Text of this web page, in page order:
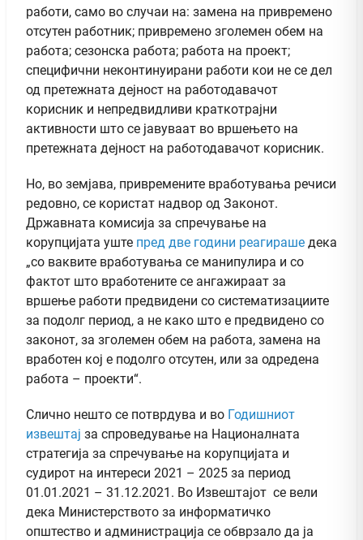
работи, само во случаи на: замена на привремено
отсутен работник; привремено зголемен обем на
работа; сезонска работа; работа на проект;
специфични неконтинуирани работи кои не се дел
од претежната дејност на работодавачот
корисник и непредвидливи краткотрајни
активности што се јавуваат во вршењето на
претежната дејност на работодавачот корисник.
Но, во земјава, привремените вработувања речиси
редовно, се користат надвор од Законот.
Државната комисија за спречување на
корупцијата уште пред две години реагираше дека
„со ваквите вработувања се манипулира и со
фактот што вработените се ангажираат за
вршење работи предвидени со систематизациите
за подолг период, а не како што е предвидено со
законот, за зголемен обем на работа, замена на
вработен кој е подолго отсутен, или за одредена
работа – проекти“.
Слично нешто се потврдува и во Годишниот
извештај за спроведување на Националната
стратегија за спречување на корупцијата и
судирот на интереси 2021 – 2025 за период
01.01.2021 – 31.12.2021. Во Извештајот се вели
дека Министерството за информатичко
општество и администрација се обврзало да ја